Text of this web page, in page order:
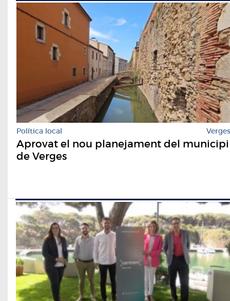
Política local Verges
Aprovat el nou planejament del municipi
de Verges